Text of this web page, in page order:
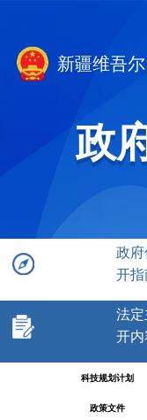
新疆维吾
政
政府
开指
法定
开内
科技规划计划
政策文件